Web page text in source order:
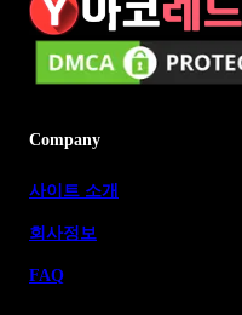
Company
사이트 소개
회사정보
FAQ